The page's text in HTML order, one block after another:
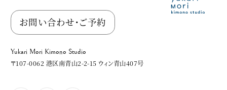
Yukari Mori Kimono Studio
お問い合わせ・ご予約
Yukari Mori Kimono Studio
〒107-0062 港区南青山2-2-15 ウィン青山407号